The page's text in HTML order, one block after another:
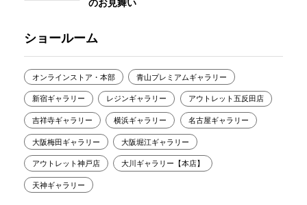
のお見舞い
ショールーム
オンラインストア・本部 青山プレミアムギャラリー
新宿ギャラリー レジンギャラリー アウトレット五反田店
吉祥寺ギャラリー 横浜ギャラリー 名古屋ギャラリー
大阪梅田ギャラリー 大阪堀江ギャラリー
アウトレット神戸店 大川ギャラリー【本店】
天神ギャラリー